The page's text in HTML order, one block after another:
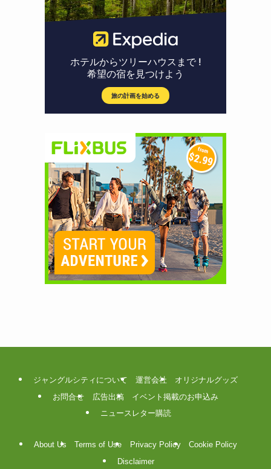
ジャングルシティについて 運営会社
オリジナルグッズ
お問合せ
広告出稿
イベント掲載のお申込み
ニュースレター購読
About Us Terms of Use Privacy Policy
Cookie Policy
Disclaimer